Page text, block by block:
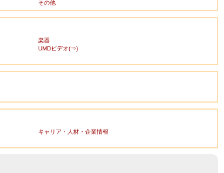
その他
楽器
UMDビデオ(⇒)
キャリア・人材・企業情報